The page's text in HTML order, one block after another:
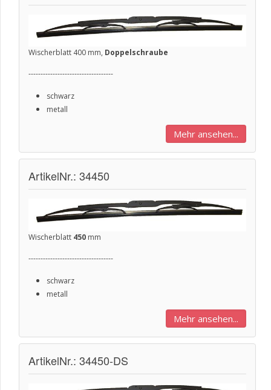
Wischerblatt 400 mm, Doppelschraube
-----------------------------------
schwarz
metall
Mehr ansehen...
ArtikelNr.: 34450
Wischerblatt 450 mm
-----------------------------------
schwarz
metall
Mehr ansehen...
ArtikelNr.: 34450-DS